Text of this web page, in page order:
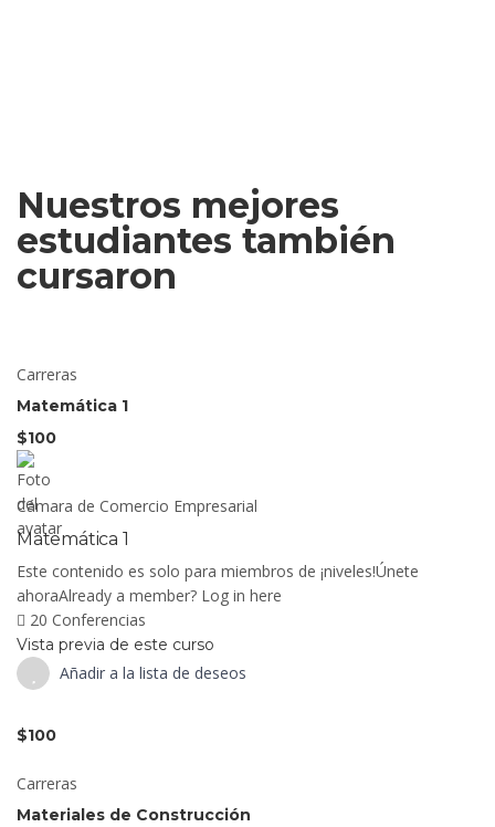
Nuestros mejores
estudiantes también
cursaron
Carreras
Matemática 1
$100
Cámara de Comercio Empresarial
Matemática 1
Este contenido es solo para miembros de ¡niveles!Únete
ahoraAlready a member? Log in here
20 Conferencias
Vista previa de este curso
Añadir a la lista de deseos
$100
Carreras
Materiales de Construcción